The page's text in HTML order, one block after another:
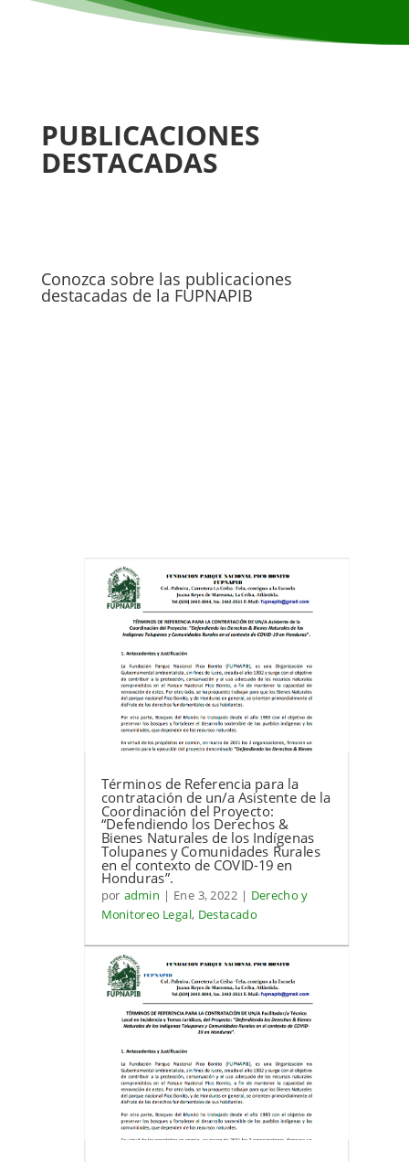
PUBLICACIONES
DESTACADAS
Conozca sobre las publicaciones
destacadas de la FUPNAPIB
Términos de Referencia para la
contratación de un/a Asistente de la
Coordinación del Proyecto:
“Defendiendo los Derechos &
Bienes Naturales de los Indígenas
Tolupanes y Comunidades Rurales
en el contexto de COVID-19 en
Honduras”.
por admin | Ene 3, 2022| Derecho y
Monitoreo Legal, Destacado